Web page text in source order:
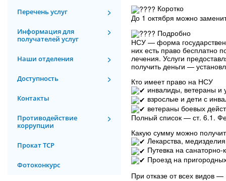
Перечень услуг
Информация для
получателей услуг
Наши отделения
Доступность
Контакты
Противодействие
коррупции
Прокат ТСР
Фотоконкурс
Коротко
До 1 октября можно
Подробно
НСУ — форма
них есть право бесплатно
лечения. Услуги
получить деньги —
Кто имеет право на НСУ
инвалиды, ветераны и
взрослые и дети с
ветераны боевых
Полный список — ст. 6.1.
Какую сумму можно
Лекарства,
Путевка на
Проезд на
При отказе от всех видов